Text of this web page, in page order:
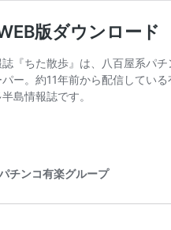
版ダウンロード
『ちた散歩』は、八百屋系パ
ー。約11年前から配信してい
島情報誌です。
チンコ有楽グループ